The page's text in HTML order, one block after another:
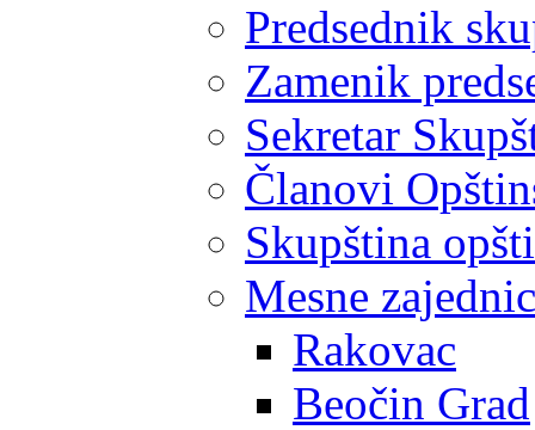
Predsednik
Zamenik
Sekretar
Članovi
Skupština
Mesne
Rakovac
Beočin Grad